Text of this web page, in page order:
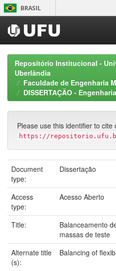
Skip
navigation
BRASIL
Repositório Institucional -
Uberlândia
Faculdade de Engenharia
DISSERTAÇÃO -
Please use this identifier to cite
https://repositorio.ufu.br/
Document
type:
Dissertação
Access
type:
Acesso Aberto
Title:
Balanceamento
massas de teste
Alternate title
(s):
Balancing of